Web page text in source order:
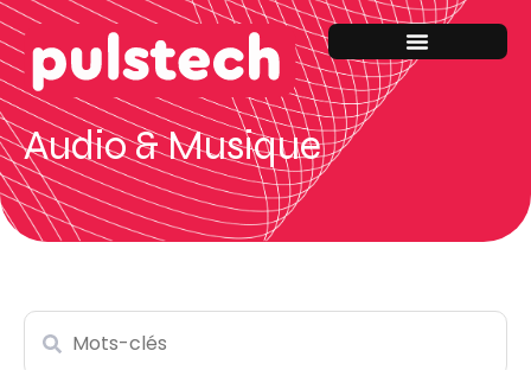
Audio & Musique